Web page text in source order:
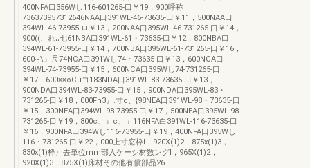
400NFA口356Wし116-601265-口￥19，900呼称
736373957312646NAA口391WL-46-73635-口￥11，500NAA口
394WL-46-73955-ロ￥13，200NAA口395WL-46-731265-口￥14，
900((、れ;;七61NBA口391WL-61・73635-口￥12，800NBA口
394WL-61-73955-口￥14，700NBA口395WL-61-731265-口￥16，
600~\』尺74NCA口391Wし74・73635-口￥13，600NCA口
394WL-74-73955-口￥15，600NCA口395Wし74-731265-口
￥17，600××oCuコ183NDA口391WL-83-73635-口￥13，
900NDA口394WL-83-73955-口￥15，900NDA口395WL-83・
731265-口￥18，000Fh3』.寸c、{98NEA口391WL-98・73635-口
￥15，300NEA口394WL-98-73955-口￥17，500NEA口395WL-98-
731265-口￥19，800c、』c、」116NFA白391WL-116-73635-口
￥16，900NFA口394Wし116-73955-口￥19，400NFA口395Wし
116・731265-口￥22，000上寸窓枠l，920X(1)2，875x(1)3，
830x(1)枠〉去単位mm部入ケーシ材数ングl，965X(1)2，
920X(1)3，875X(1)床材その他有償部品26